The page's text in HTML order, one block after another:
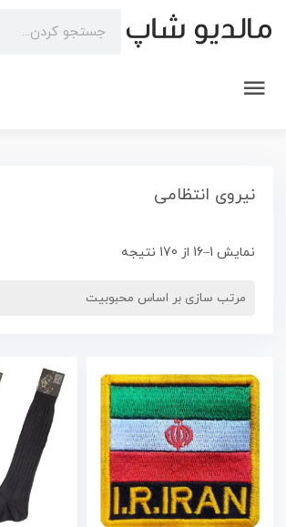
نیروی انتظامی
نمایش 1–16 از 170 نتیجه